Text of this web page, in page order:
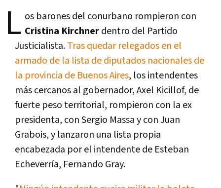
L os barones del conurbano rompieron con
Cristina Kirchnerdentro del Partido
Justicialista.Tras quedar relegados en el
armado de la lista de diputados nacionales de
la provincia de Buenos Aires, los intendentes
más cercanos al gobernador, Axel Kicillof, de
fuerte peso territorial, rompieron con la ex
presidenta, con Sergio Massa y con Juan
Grabois, y lanzaron una lista propia
encabezada por el intendente de Esteban
Echeverría, Fernando Gray.